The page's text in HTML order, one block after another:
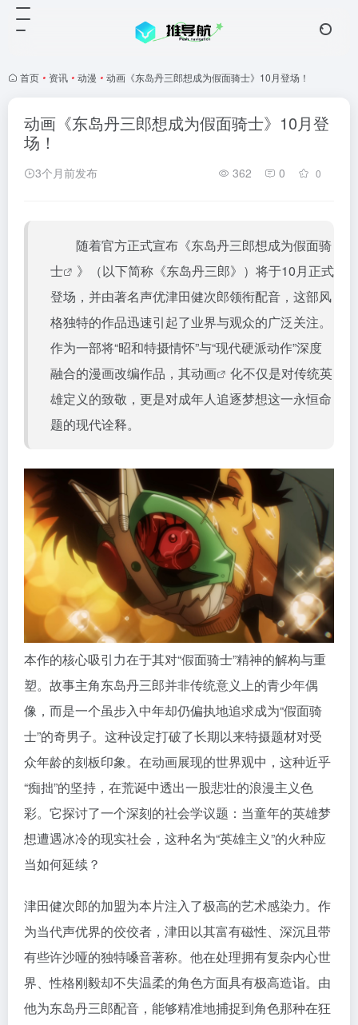
首页 • 资讯 • 动漫 • 动画《东岛丹三郎想成为假面骑士》10月登场！
动画《东岛丹三郎想成为假面骑士》10月登
场！
3个月前发布 362 0 0
随着官方正式宣布《东岛丹三郎想成为假面骑
士
》（以下简称《东岛丹三郎》）将于10月正式
登场，并由著名声优津田健次郎领衔配音，这部风
格独特的作品迅速引起了业界与观众的广泛关注。
作为一部将“昭和特摄情怀”与“现代硬派动作”深度
融合的漫画改编作品，其动画
化不仅是对传统英
雄定义的致敬，更是对成年人追逐梦想这一永恒命
题的现代诠释。
本作的核心吸引力在于其对“假面骑士”精神的解构与重
塑。故事主角东岛丹三郎并非传统意义上的青少年偶
像，而是一个虽步入中年却仍偏执地追求成为“假面骑
士”的奇男子。这种设定打破了长期以来特摄题材对受
众年龄的刻板印象。在动画展现的世界观中，这种近乎
“痴拙”的坚持，在荒诞中透出一股悲壮的浪漫主义色
彩。它探讨了一个深刻的社会学议题：当童年的英雄梦
想遭遇冰冷的现实社会，这种名为“英雄主义”的火种应
当如何延续？
津田健次郎的加盟为本片注入了极高的艺术感染力。作
为当代声优界的佼佼者，津田以其富有磁性、深沉且带
有些许沙哑的独特嗓音著称。他在处理拥有复杂内心世
界、性格刚毅却不失温柔的角色方面具有极高造诣。由
他为东岛丹三郎配音，能够精准地捕捉到角色那种在狂